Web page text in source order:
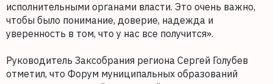
исполнительными органами власти. Это очень важно,
чтобы было понимание, доверие, надежда и
уверенность в том, что у нас все получится».
Руководитель Заксобрания региона Сергей Голубев
отметил, что Форум муниципальных образований